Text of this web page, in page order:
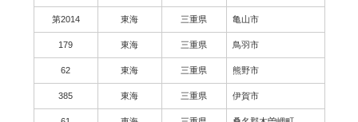
第2014 東海 三重県 亀山市
179 東海 三重県 鳥羽市
62 東海 三重県 熊野市
385 東海 三重県 伊賀市